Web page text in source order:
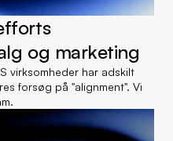
og marketing
virksomheder har adskilt
forsøg på "alignment". Vi